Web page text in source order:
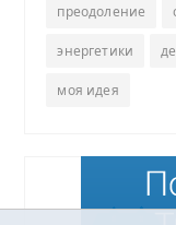
преодоление
энергетики
моя идея